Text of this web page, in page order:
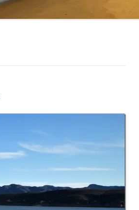
PFLANZENBASIERTES